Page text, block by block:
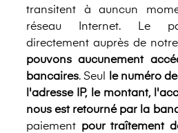
transitent à auncun
réseau Internet. Le
directement auprès de
pouvons aucunement
bancaires. Seul
le numéro
l'adresse IP, le montant,
nous est retourné par la
paiement pour traîtement